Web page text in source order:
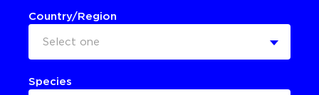
Country/Region
Select one
Species